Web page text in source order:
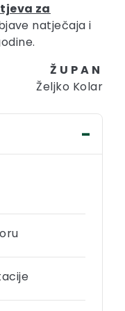
za
natječaja i
Ž U P A N
Željko Kolar